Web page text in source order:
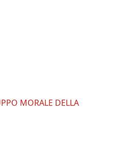
MORALE DELLA